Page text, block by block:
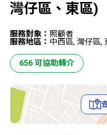
灣仔區、東區)
服務對象： 照顧者
服務地區： 中西區, 灣仔區,
656 可協助轉介